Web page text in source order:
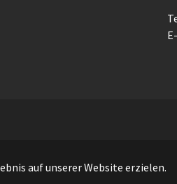
auf unserer Website erzielen.